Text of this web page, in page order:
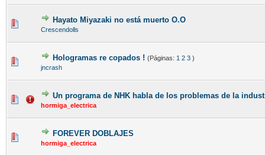
Hayato Miyazaki no está muerto O.O
Crescendolls
Hologramas re copados ! (Páginas: 1 2 3 )
jncrash
Un programa de NHK habla de los problemas de la
hormiga_electrica
FOREVER DOBLAJES
hormiga_electrica